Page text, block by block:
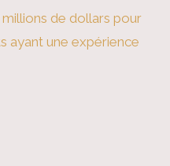
de dollars pour
ayant une expérience